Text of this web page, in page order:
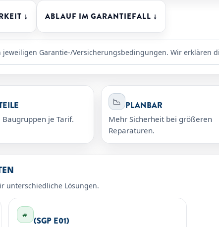
↓ ABLAUF IM GARANTIEFALL ↓
Garantie-/Versicherungsbedingungen. Wir erklären
je Tarif.
📉 PLANBAR
Mehr Sicherheit bei größeren
Reparaturen.
unterschiedliche Lösungen.
🚙
(SGP E01)